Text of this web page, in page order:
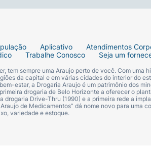
Aplicativo Atendimentos
Trabalhe Conosco Seja um
tem sempre uma Araujo perto de você. Com
da capital e em várias cidades do interior do
estar, a Drogaria Araujo é um patrimônio dos
drogaria de Belo Horizonte a oferecer o
drogaria Drive-Thru (1990) e a primeira rede a
de Medicamentos” dá nome novo para
variedade e estoque.